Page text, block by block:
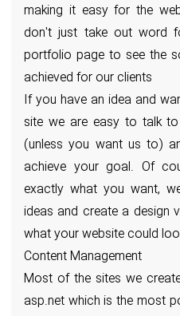
making it easy for the
don't just take out word
portfolio page to see the
achieved for our clients
If you have an idea and
site we are easy to talk
(unless you want us to)
achieve your goal. Of
exactly what you want,
ideas and create a design
what your website could
Content Management
Most of the sites we
asp.net which is the most